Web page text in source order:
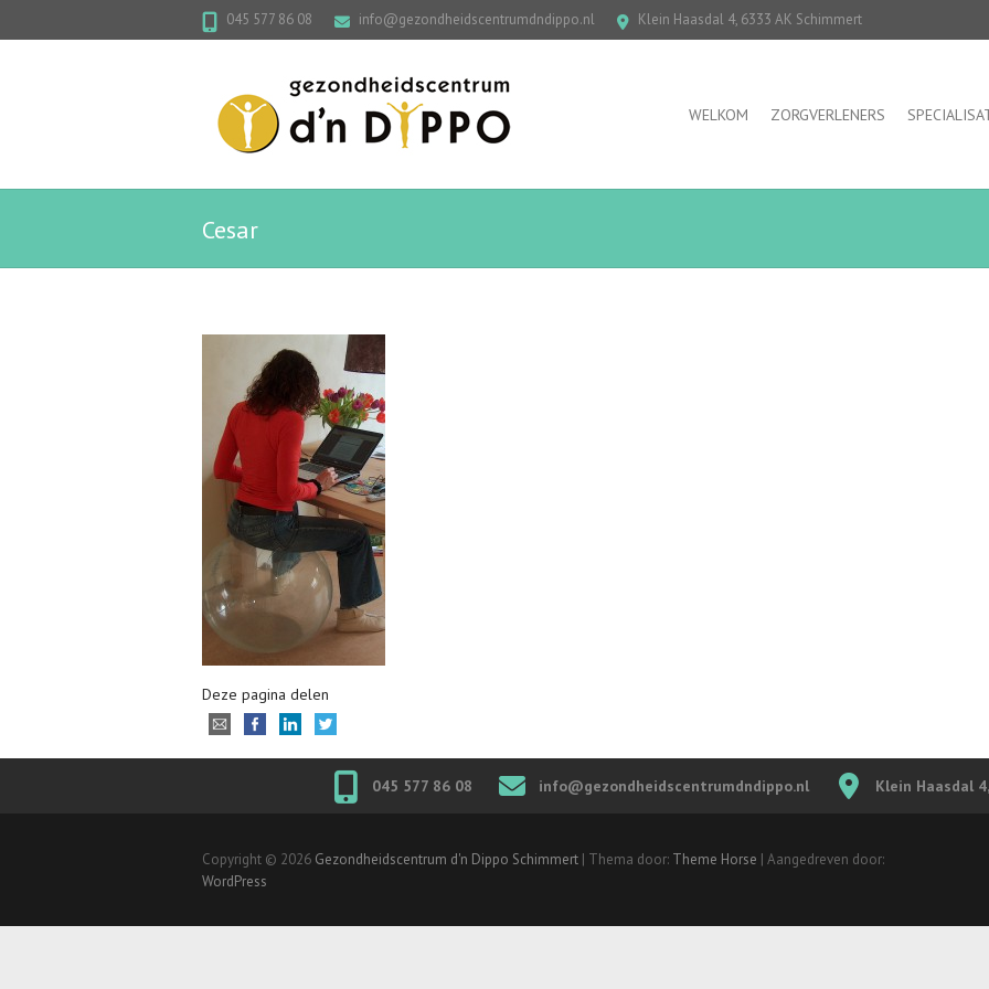
045 577 86 08 info@gezondheidscentrumdndippo.nl Klein Haasdal 4, 6333 AK Schimmert
WELKOM ZORGVERLENERS
Cesar
Deze pagina delen
045 577 86 08 info@gezondheidscentrumdndippo.nl Klein Haasdal
Copyright © 2026 Gezondheidscentrum d'n Dippo Schimmert | Thema door: Theme Horse | Aangedreven door:
WordPress